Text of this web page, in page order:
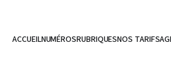
ACCUEILNUMÉROSRUBRIQUESNOS TARIFS